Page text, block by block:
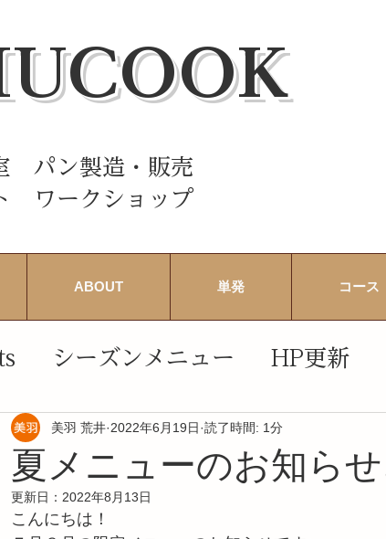
パン製造・販売
ワークショップ
ABOUT 単発 コース
シーズンメニュー HP更新
立ち情報
夏メニューのお知らせ
美羽 荒井 2022年6月19日 読了時間: 1分
更新日： 2022年8月13日
こんにちは！